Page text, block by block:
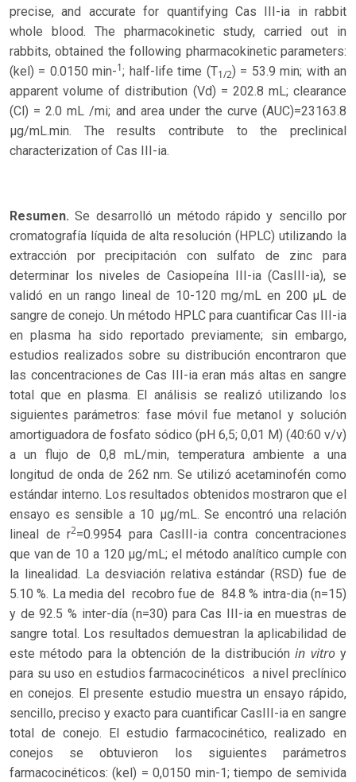
precise, and accurate for quantifying Cas III-ia in rabbit
whole blood. The pharmacokinetic study, carried out in
rabbits, obtained the following pharmacokinetic parameters:
(kel) = 0.0150 min-1; half-life time (T1/2) = 53.9 min; with an
apparent volume of distribution (Vd) = 202.8 mL; clearance
(Cl) = 2.0 mL /mi; and area under the curve (AUC)=23163.8
µg/mL.min. The results contribute to the preclinical
characterization of Cas III-ia.
Resumen. Se desarrolló un método rápido y sencillo por
cromatografía líquida de alta resolución (HPLC) utilizando la
extracción por precipitación con sulfato de zinc para
determinar los niveles de Casiopeína III-ia (CasIII-ia), se
validó en un rango lineal de 10-120 mg/mL en 200 µL de
sangre de conejo. Un método HPLC para cuantificar Cas III-ia
en plasma ha sido reportado previamente; sin embargo,
estudios realizados sobre su distribución encontraron que
las concentraciones de Cas III-ia eran más altas en sangre
total que en plasma. El análisis se realizó utilizando los
siguientes parámetros: fase móvil fue metanol y solución
amortiguadora de fosfato sódico (pH 6,5; 0,01 M) (40:60 v/v)
a un flujo de 0,8 mL/min, temperatura ambiente a una
longitud de onda de 262 nm. Se utilizó acetaminofén como
estándar interno. Los resultados obtenidos mostraron que el
ensayo es sensible a 10 µg/mL. Se encontró una relación
lineal de r2=0.9954 para CasIII-ia contra concentraciones
que van de 10 a 120 µg/mL; el método analítico cumple con
la linealidad. La desviación relativa estándar (RSD) fue de
5.10 %. La media del recobro fue de 84.8 % intra-dia (n=15)
y de 92.5 % inter-día (n=30) para Cas III-ia en muestras de
sangre total. Los resultados demuestran la aplicabilidad de
este método para la obtención de la distribuciónin vitroy
para su uso en estudios farmacocinéticos a nivel preclínico
en conejos. El presente estudio muestra un ensayo rápido,
sencillo, preciso y exacto para cuantificar CasIII-ia en sangre
total de conejo. El estudio farmacocinético, realizado en
conejos se obtuvieron los siguientes parámetros
farmacocinéticos: (kel) = 0,0150 min-1; tiempo de semivida